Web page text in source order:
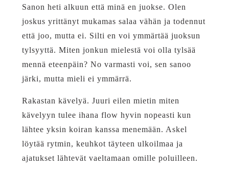
Sanon heti alkuun että minä en juokse. Olen
joskus yrittänyt mukamas salaa vähän ja todennut
että joo, mutta ei. Silti en voi ymmärtää juoksun
tylsyyttä. Miten jonkun mielestä voi olla tylsää
mennä eteenpäin? No varmasti voi, sen sanoo
järki, mutta mieli ei ymmärrä.
Rakastan kävelyä. Juuri eilen mietin miten
kävelyyn tulee ihana flow hyvin nopeasti kun
lähtee yksin koiran kanssa menemään. Askel
löytää rytmin, keuhkot täyteen ulkoilmaa ja
ajatukset lähtevät vaeltamaan omille poluilleen.